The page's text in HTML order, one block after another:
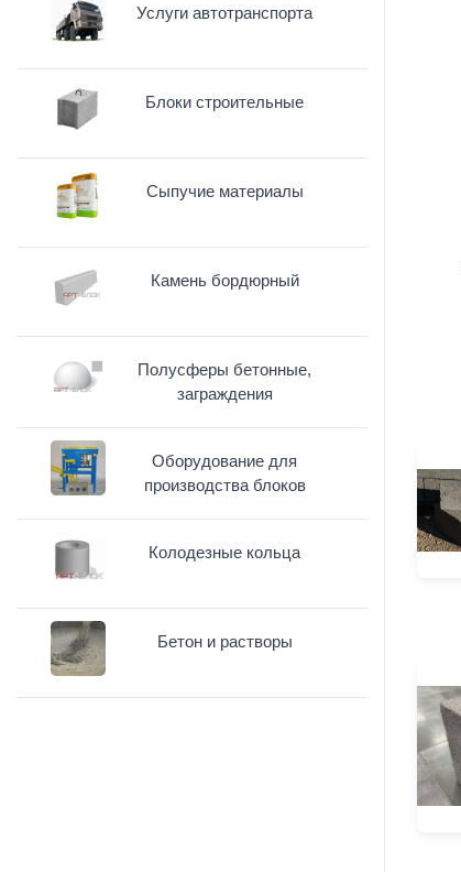
Услуги автотранспорта
Блоки строительные
Сыпучие материалы
Камень бордюрный
Полусферы бетонные,
заграждения
Оборудование для
производства блоков
Колодезные кольца
Бетон и растворы